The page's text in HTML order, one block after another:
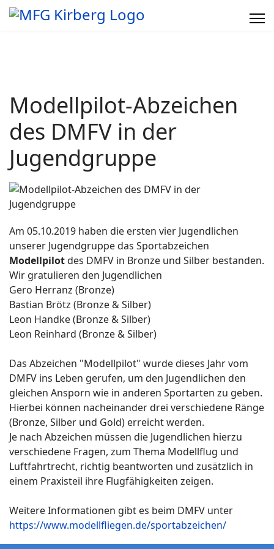
Modellpilot-Abzeichen
des DMFV in der
Jugendgruppe
Am 05.10.2019 haben die ersten vier Jugendlichen
unserer Jugendgruppe das Sportabzeichen
Modellpilotdes DMFV in Bronze und Silber bestanden.
Wir gratulieren den Jugendlichen
Gero Herranz (Bronze)
Bastian Brötz (Bronze & Silber)
Leon Handke (Bronze & Silber)
Leon Reinhard (Bronze & Silber)
Das Abzeichen "Modellpilot" wurde dieses Jahr vom
DMFV ins Leben gerufen, um den Jugendlichen den
gleichen Ansporn wie in anderen Sportarten zu geben.
Hierbei können nacheinander drei verschiedene Ränge
(Bronze, Silber und Gold) erreicht werden.
Je nach Abzeichen müssen die Jugendlichen hierzu
verschiedene Fragen, zum Thema Modellflug und
Luftfahrtrecht, richtig beantworten und zusätzlich in
einem Praxisteil ihre Flugfähigkeiten zeigen.
Weitere Informationen gibt es beim DMFV unter
https://www.modellfliegen.de/sportabzeichen/